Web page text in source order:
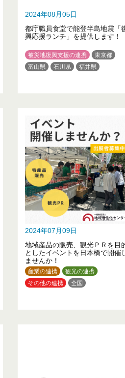
2024年08月05日
都庁職員食堂で能登半島地震「
興応援ランチ」を提供します！
被災地復興支援の連携
東京都
富山県
石川県 福井県
2024年07月09日
地域産品の販売、観光ＰＲを目
としたイベントを日本橋で開催
ませんか！
産業の連携
観光の連携
その他の連携
全国